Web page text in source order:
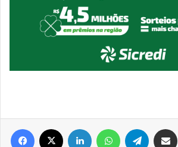
Facebook Linkedin WhatsAppTelegram